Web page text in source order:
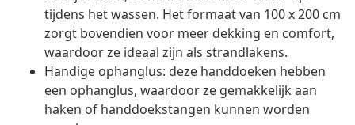
tijdens het wassen. Het formaat van 100 x 200 cm
zorgt bovendien voor meer dekking en comfort,
waardoor ze ideaal zijn als strandlakens.
Handige ophanglus: deze handdoeken hebben
een ophanglus, waardoor ze gemakkelijk aan
haken of handdoekstangen kunnen worden